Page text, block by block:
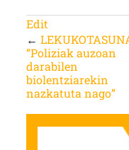
Edit
←
“Poliziak auzoan
darabilen
biolentziarekin
nazkatuta nago”